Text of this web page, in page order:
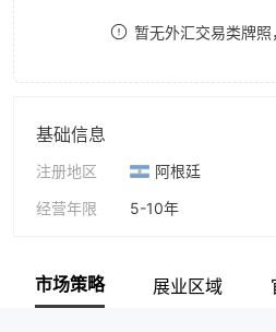
暂无外汇交易类牌照
基础信息
注册地区
阿根廷
经营年限
5-10年
市场策略 展业区域